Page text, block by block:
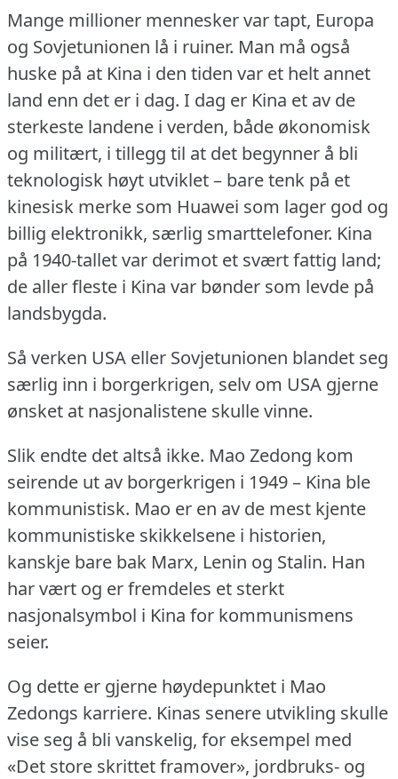
Mange millioner mennesker var tapt, Europa
og Sovjetunionen lå i ruiner. Man må også
huske på at Kina i den tiden var et helt annet
land enn det er i dag. I dag er Kina et av de
sterkeste landene i verden, både økonomisk
og militært, i tillegg til at det begynner å bli
teknologisk høyt utviklet – bare tenk på et
kinesisk merke som Huawei som lager god og
billig elektronikk, særlig smarttelefoner. Kina
på 1940-tallet var derimot et svært fattig land;
de aller fleste i Kina var bønder som levde på
landsbygda.
Så verken USA eller Sovjetunionen blandet seg
særlig inn i borgerkrigen, selv om USA gjerne
ønsket at nasjonalistene skulle vinne.
Slik endte det altså ikke. Mao Zedong kom
seirende ut av borgerkrigen i 1949 – Kina ble
kommunistisk. Mao er en av de mest kjente
kommunistiske skikkelsene i historien,
kanskje bare bak Marx, Lenin og Stalin. Han
har vært og er fremdeles et sterkt
nasjonalsymbol i Kina for kommunismens
seier.
Og dette er gjerne høydepunktet i Mao
Zedongs karriere. Kinas senere utvikling skulle
vise seg å bli vanskelig, for eksempel med
«Det store skrittet framover», jordbruks- og